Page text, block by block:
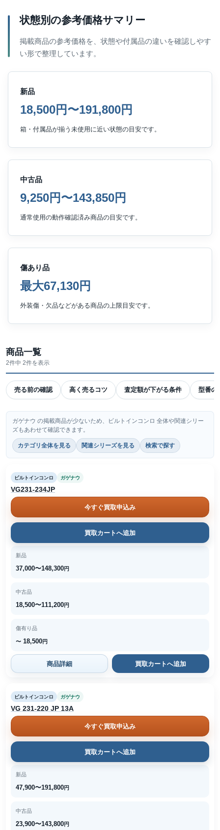
状態別の参考価格サマリー
掲載商品の参考価格を、状態や付属品の違いを確認しやす
い形で整理しています。
新品
18,500円〜191,800円
箱・付属品が揃う未使用に近い状態の目安です。
中古品
9,250円〜143,850円
通常使用の動作確認済み商品の目安です。
傷あり品
最大67,130円
外装傷・欠品などがある商品の上限目安です。
商品一覧
2件中 2件を表示
売る前の確認 高く売るコツ 査定額が下がる条件 型番の
ガゲナウ の掲載商品が少ないため、ビルトインコンロ 全体や関連シリー
ズもあわせて確認できます。
カテゴリ全体を見る 関連シリーズを見る 検索で探す
ビルトインコンロ ガゲナウ
VG231-234JP
今すぐ買取申込み
買取カートへ追加
新品
37,000〜148,300円
中古品
18,500〜111,200円
傷有り品
〜 18,500円
商品詳細 買取カートへ追加
ビルトインコンロ ガゲナウ
VG 231-220 JP 13A
今すぐ買取申込み
買取カートへ追加
新品
47,900〜191,800円
中古品
23,900〜143,800円